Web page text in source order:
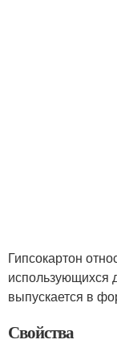
Гипсокартон
использующихся
выпускается в
Свойства